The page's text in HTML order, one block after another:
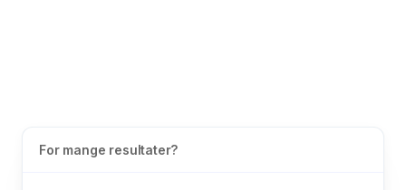
For mange resultater?